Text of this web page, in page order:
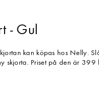
- Gul
kan köpas hos Nelly.
skjorta. Priset på den är 399